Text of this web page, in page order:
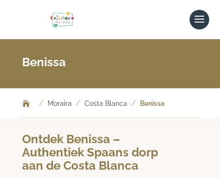
Benissa
/ Moraira / Costa Blanca / Benissa
Ontdek Benissa –
Authentiek Spaans dorp
aan de Costa Blanca